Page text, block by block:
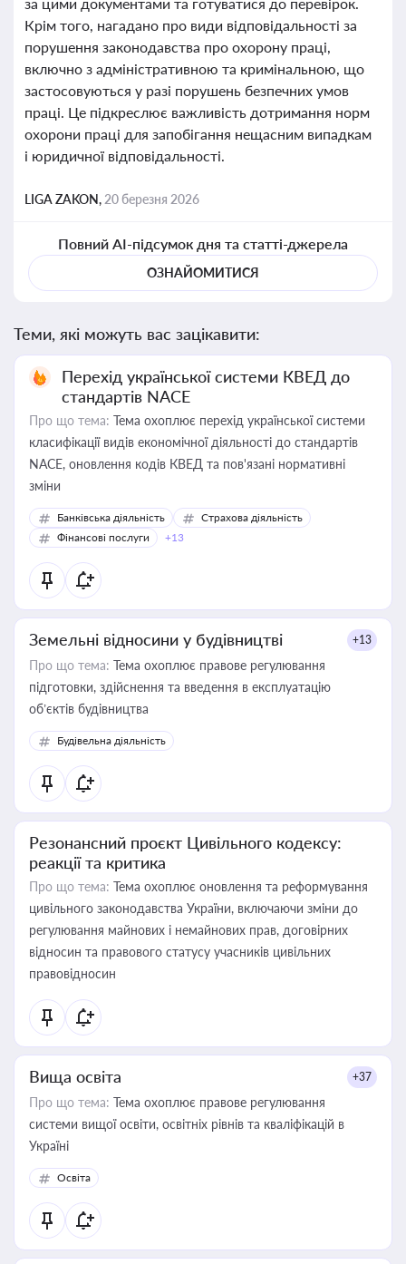
Крім того, нагадано про види відповідальності за
порушення законодавства про охорону праці,
включно з адміністративною та кримінальною, що
застосовуються у разі порушень безпечних умов
праці. Це підкреслює важливість дотримання норм
охорони праці для запобігання нещасним випадкам
і юридичної відповідальності.
LIGA ZAKON, 20 березня 2026
Повний AI-підсумок дня та статті-джерела
ОЗНАЙОМИТИСЯ
Теми, які можуть вас зацікавити:
Перехід української системи КВЕД до
стандартів NACE
Про що тема: Тема охоплює перехід української системи
класифікації видів економічної діяльності до стандартів
NACE, оновлення кодів КВЕД та пов'язані нормативні
зміни
Банківська діяльність
Страхова діяльність
Фінансові послуги
+13
Земельні відносини у будівництві +13
Про що тема: Тема охоплює правове регулювання
підготовки, здійснення та введення в експлуатацію
об’єктів будівництва
Будівельна діяльність
Резонансний проєкт Цивільного кодексу:
реакції та критика
Про що тема: Тема охоплює оновлення та реформування
цивільного законодавства України, включаючи зміни до
регулювання майнових і немайнових прав, договірних
відносин та правового статусу учасників цивільних
правовідносин
Вища освіта +37
Про що тема: Тема охоплює правове регулювання
системи вищої освіти, освітніх рівнів та кваліфікацій в
Україні
Освіта